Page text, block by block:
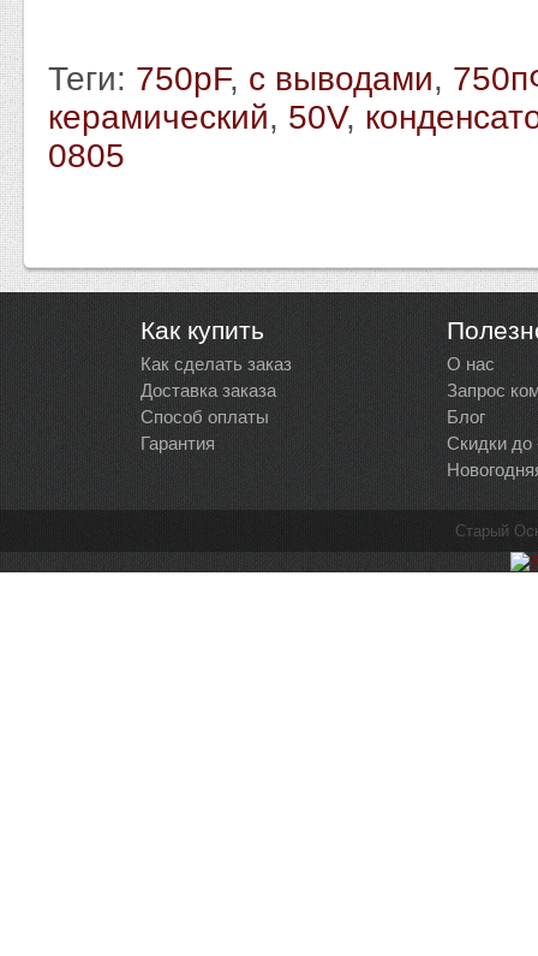
Теги: 750pF, с выводами,
керамический, 50V,
0805
Как купить
Как сделать заказ
Доставка заказа
Способ оплаты
Гарантия
О нас
Запрос
Блог
Скидки до
Старый